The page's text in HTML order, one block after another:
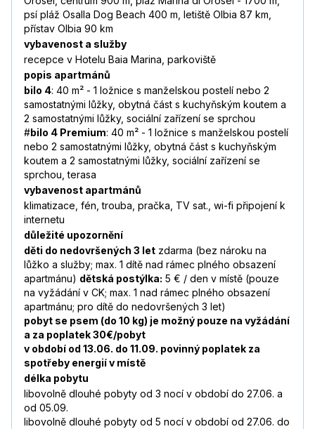
psí pláž Osalla Dog Beach 400 m, letiště Olbia 87 km,
přístav Olbia 90 km
vybavenost a služby
recepce v Hotelu Baia Marina, parkoviště
popis apartmánů
bilo 4: 40 m² - 1 ložnice s manželskou postelí nebo 2
samostatnými lůžky, obytná část s kuchyňským koutem a
2 samostatnými lůžky, sociální zařízení se sprchou
#bilo 4 Premium: 40 m² - 1 ložnice s manželskou postelí
nebo 2 samostatnými lůžky, obytná část s kuchyňským
koutem a 2 samostatnými lůžky, sociální zařízení se
sprchou, terasa
vybavenost apartmánů
klimatizace, fén, trouba, pračka, TV sat., wi-fi připojení k
internetu
důležité upozornění
děti do nedovršených 3 let zdarma (bez nároku na
lůžko a služby; max. 1 dítě nad rámec plného obsazení
apartmánu) dětská postýlka: 5 € / den v místě (pouze
na vyžádání v CK; max. 1 nad rámec plného obsazení
apartmánu; pro dítě do nedovršených 3 let)
pobyt se psem (do 10 kg) je možný pouze na vyžádání
a za poplatek 30€/pobyt
v období od 13.06. do 11.09. povinný poplatek za
spotřeby energií v místě
délka pobytu
libovolně dlouhé pobyty od 3 nocí v období do 27.06. a
od 05.09.
libovolně dlouhé pobyty od 5 nocí v období od 27.06. do